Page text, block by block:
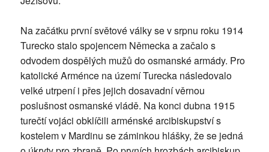
Na začátku první světové války se v srpnu roku 1914
Turecko stalo spojencem Německa a začalo s
odvodem dospělých mužů do osmanské armády. Pro
katolické Arménce na území Turecka následovalo
velké utrpení i přes jejich dosavadní věrnou
poslušnost osmanské vládě. Na konci dubna 1915
turečtí vojáci obklíčili arménské arcibiskupství s
kostelem v Mardinu se záminkou hlášky, že se jedná